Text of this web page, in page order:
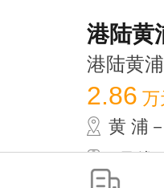
港陆黄
港陆黄
2.86 万
黄 浦
1号线